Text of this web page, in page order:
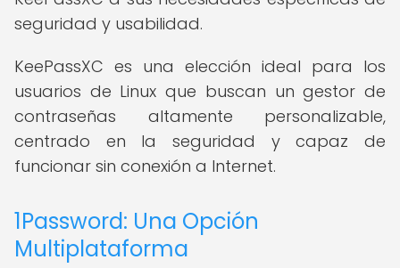
seguridad y usabilidad.
KeePassXC es una elección ideal para los
usuarios de Linux que buscan un gestor de
contraseñas altamente personalizable,
centrado en la seguridad y capaz de
funcionar sin conexión a Internet.
1Password: Una Opción
Multiplataforma